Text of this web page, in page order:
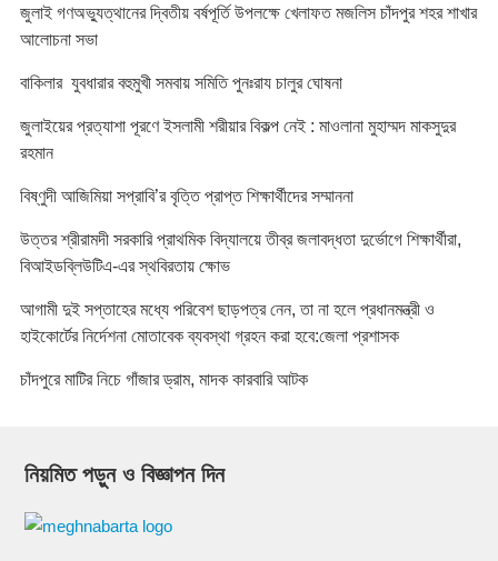
জুলাই গণঅভ্যুত্থানের দ্বিতীয় বর্ষপূর্তি উপলক্ষে খেলাফত মজলিস চাঁদপুর শহর শাখার
আলোচনা সভা
বাকিলার যুবধারার বহুমুখী সমবায় সমিতি পুনঃরায চালুর ঘোষনা
জুলাইয়ের প্রত্যাশা পূরণে ইসলামী শরীয়ার বিকল্প নেই : মাওলানা মুহাম্মদ মাকসুদুর
রহমান
বিষ্ণুদী আজিমিয়া সপ্রাবি’র বৃত্তি প্রাপ্ত শিক্ষার্থীদের সম্মাননা
উত্তর শ্রীরামদী সরকারি প্রাথমিক বিদ্যালয়ে তীব্র জলাবদ্ধতা দুর্ভোগে শিক্ষার্থীরা,
বিআইডব্লিউটিএ-এর স্থবিরতায় ক্ষোভ
আগামী দুই সপ্তাহের মধ্যে পরিবেশ ছাড়পত্র নেন, তা না হলে প্রধানমন্ত্রী ও
হাইকোর্টের নির্দেশনা মোতাবেক ব্যবস্থা গ্রহন করা হবে:জেলা প্রশাসক
চাঁদপুরে মাটির নিচে গাঁজার ড্রাম, মাদক কারবারি আটক
নিয়মিত পড়ুন ও বিজ্ঞাপন দিন